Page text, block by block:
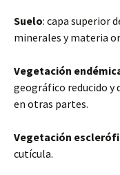
Suelo: capa superior
minerales y materia
Vegetación
geográfico reducido y
en otras partes.
Vegetación
cutícula.